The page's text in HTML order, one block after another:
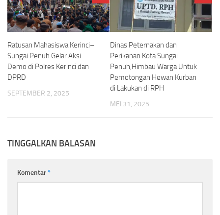
Ratusan Mahasiswa Kerinci–
Sungai Penuh Gelar Aksi
Demo di Polres Kerinci dan
DPRD
SEPTEMBER 2, 2025
Dinas Peternakan dan
Perikanan Kota Sungai
Penuh,Himbau Warga Untuk
Pemotongan Hewan Kurban
di Lakukan di RPH
MEI 31, 2025
TINGGALKAN BALASAN
Komentar*